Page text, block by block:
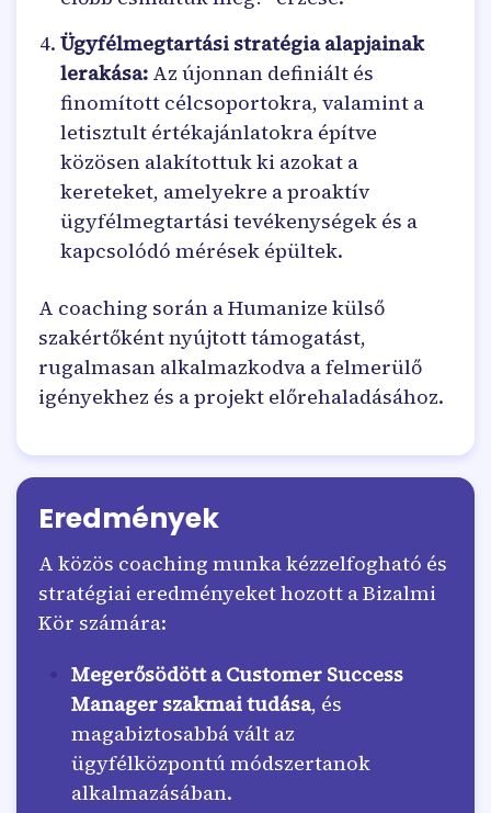
Ügyfélmegtartási stratégia alapjainak
lerakása: Az újonnan definiált és
finomított célcsoportokra, valamint a
letisztult értékajánlatokra építve
közösen alakítottuk ki azokat a
kereteket, amelyekre a proaktív
ügyfélmegtartási tevékenységek és a
kapcsolódó mérések épültek.
A coaching során a Humanize külső
szakértőként nyújtott támogatást,
rugalmasan alkalmazkodva a felmerülő
igényekhez és a projekt előrehaladásához.
Eredmények
A közös coaching munka kézzelfogható és
stratégiai eredményeket hozott a Bizalmi
Kör számára:
Megerősödött a Customer Success
Manager szakmai tudása, és
magabiztosabbá vált az
ügyfélközpontú módszertanok
alkalmazásában.